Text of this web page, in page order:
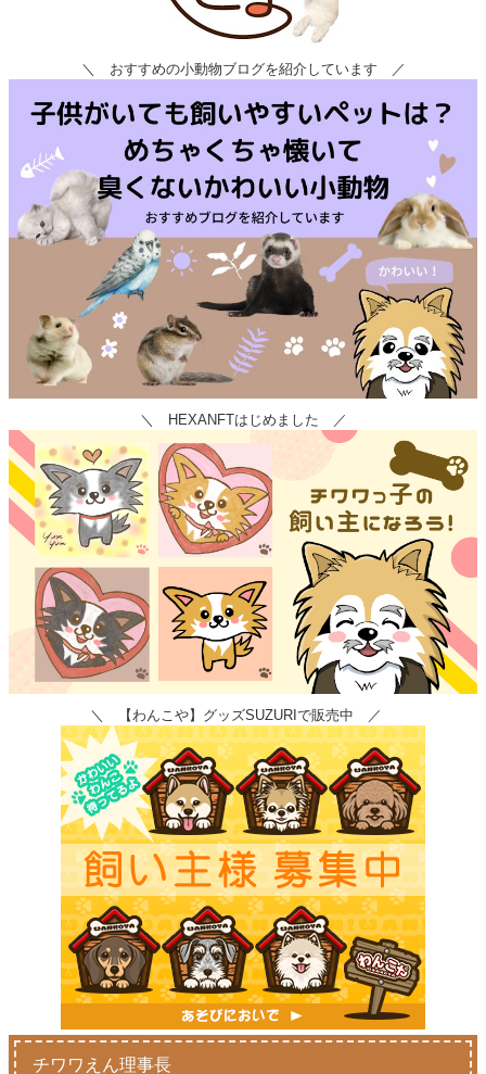
＼ おすすめの小動物ブログを紹介しています ／
＼ HEXANFTはじめました ／
＼ 【わんこや】グッズSUZURIで販売中 ／
チワワえん理事長